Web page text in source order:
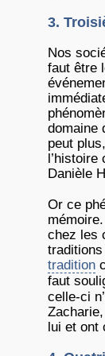
3.
Nos
faut être
domaine
peut
Danièle
Or ce
chez les
tradition
faut
celle-ci
lui et ont